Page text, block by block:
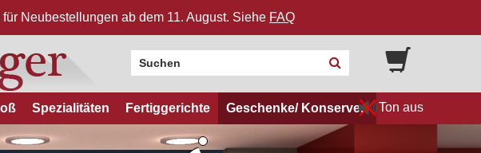
Neubestellungen ab dem 11. August. Siehe FAQ
Spezialitäten Fertiggerichte Geschenke/ Konserven Ton aus